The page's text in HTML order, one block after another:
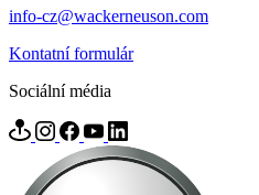
info-cz@wackerneuson.com
Kontatní formulár
Sociální média